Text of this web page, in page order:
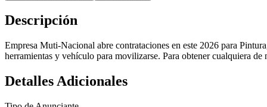
Descripción
Empresa Muti-Nacional abre contrataciones en este 2026 para
herramientas y vehículo para movilizarse. Para obtener cualquiera
Detalles Adicionales